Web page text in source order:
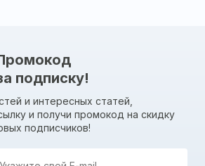
подписку!
и интересных статей,
и получи промокод на скидку
подписчиков!